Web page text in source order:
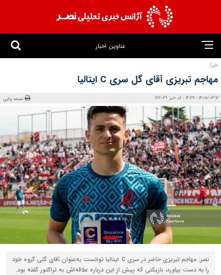
عناوین اخبار
خبر/
مهاجم تبریزی آقای‌ گل سری C ایتالیا
1405/03/12 - 14:37 - کد خبر: 162069 نسخه چاپی
نصر: مهاجم تبریزی حاضر در سری C ایتالیا توانست به‌عنوان آقای گلی گروه خود
را به دست بیاورد، بازیکنی که پیش از این درباره علاقه‌اش به تراکتور گفته بود.